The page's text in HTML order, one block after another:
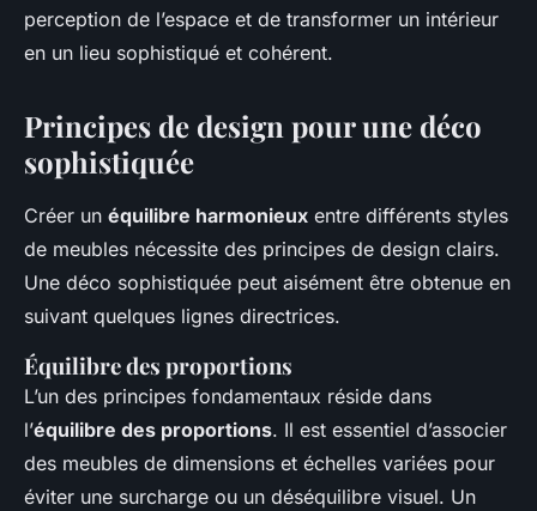
perception de l’espace et de transformer un intérieur
en un lieu sophistiqué et cohérent.
Principes de design pour une déco
sophistiquée
Créer un équilibre harmonieux entre différents styles
de meubles nécessite des principes de design clairs.
Une déco sophistiquée peut aisément être obtenue en
suivant quelques lignes directrices.
Équilibre des proportions
L’un des principes fondamentaux réside dans
l’équilibre des proportions. Il est essentiel d’associer
des meubles de dimensions et échelles variées pour
éviter une surcharge ou un déséquilibre visuel. Un